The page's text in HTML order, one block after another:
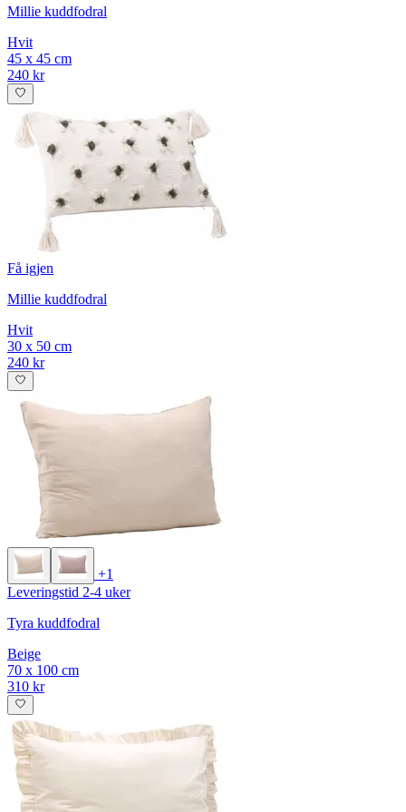
Millie kuddfodral
Hvit
45 x 45 cm
240 kr
Få igjen
Millie kuddfodral
Hvit
30 x 50 cm
240 kr
+1
Leveringstid 2-4 uker
Tyra kuddfodral
Beige
70 x 100 cm
310 kr